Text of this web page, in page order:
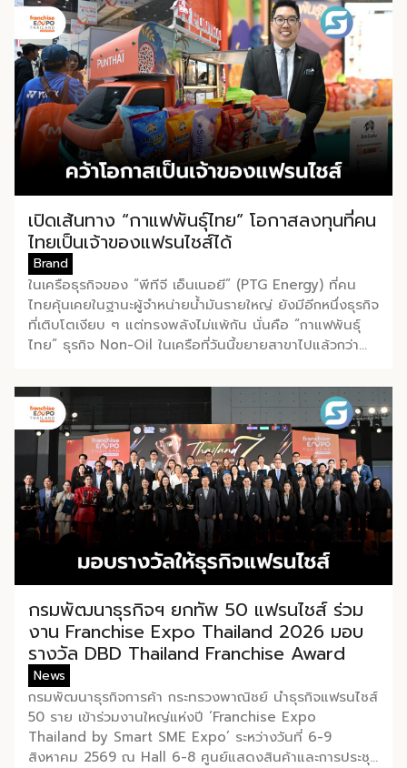
วิจัย ตั้งแต่ระดับเยาวชนไปจนถึงนักวิจัยอาวุโส แน่นอนว่านี่
เป็นหน่วยงานผู้อยู่เบื้องหลังงานวิจัยไทยตั้งแต่ต้นน้ำยัน
ปลายน้ำ กิจกรรมที่นำมาจัดแสดงในบูธครั้งนี้เป็นส่วน
หนึ่งของทุนที่ วช. สนับสนุนภายใต้ชุดโครงการ Innovative
House ซึ่งมีเป้าหมายชัดเจน คือการแนะแนวและสนับสนุนให้
ผู้ประกอบการนำนวัตกรรมที่ต่อยอดมาจากงานวิจัย ไป
พัฒนาต่อจนสามารถขายได้จริงในเชิงพาณิชย์ ไม่ใช่แค่งาน
วิจัยที่อยู่ในห้องแล็บ โดยสินค้าที่นำมาโชว์ในบูธจึงเป็น
ผลิตภัณฑ์ที่ “พร้อมขาย” แล้วจริงๆ บางแบรนด์ขาย
ออนไลน์ บางแบรนด์ขายเฉพาะหน้าร้าน นอกจากนี้ ยังมี
การสาธิตนำผลิตภัณฑ์ไปแปรรูปเป็นเมนูอาหาร-เครื่องดื่มให้
ผู้ร่วมงานเห็นวิธีใช้งานจริง โดยนำ ‘น้ำผึ้ง’ ที่ไม่ได้นำมาวาง
ขายแบบเดิม ๆ แต่แปรรูปเป็น เครื่องดื่มสเลอปี้ให้ผู้ร่วมงาน
ได้ชิมสดๆ หน้าบูธ เพื่อดึงดูดและสร้างประสบการณ์ให้คนใน
งานได้ทดลองสัมผัสสินค้าจริง และหากใครสนใจก็สามารถ
ซื้อ หัวเชื้อ กลับไปทำเครื่องดื่มต่อเองที่บ้านได้เช่นกัน […]
เปิดเส้นทาง “กาแฟพันธุ์ไทย” โอกาสลงทุนที่คน
ไทยเป็นเจ้าของแฟรนไชส์ได้
Brand
ในเครือธุรกิจของ “พีทีจี เอ็นเนอยี” (PTG Energy) ที่คน
ไทยคุ้นเคยในฐานะผู้จำหน่ายน้ำมันรายใหญ่ ยังมีอีกหนึ่งธุรกิจ
ที่เติบโตเงียบ ๆ แต่ทรงพลังไม่แพ้กัน นั่นคือ “กาแฟพันธุ์
ไทย” ธุรกิจ Non-Oil ในเครือที่วันนี้ขยายสาขาไปแล้วกว่า
บางปะหัน จังหวัดพระนครศรีอยุธยาสู่แบรนด์ระดับประเทศ ที่
วันนี้ธุรกิจเติบโตขยายสาขารวมกว่า 3,200 สาขา แบ่งเป็น
สาขาที่บริษัทบริหารเอง (Official) ประมาณ 2,700 สาขา
และสาขาแฟรนไชส์อีกกว่า 700 สาขา ตัวเลขนี้สะท้อนให้เห็น
ว่าโมเดลแฟรนไชส์ คือหนึ่งในเครื่องยนต์สำคัญที่ผลักดันการ
เติบโตของแบรนด์ อย่างไรก็ตาม บริษัทไม่ได้หยุดที่จะ
เติบโตต่อเนื่อง เพราะได้วางเป้าหมายขยายแฟรนไชส์ โดยปี
ที่ผ่านมาสามารถเปิดแฟรนไชส์ใหม่ได้ 400 สาขา และในปีนี้
ตั้งเป้าเปิดเพิ่มให้ได้อีก 400 สาขา ซึ่งล่าสุดดำเนินไปแล้วก
ว่า 200 สาขา เหล่านี้สะท้อนให้เห็นถึงการเติบโตที่สม่ำเสมอ
และเป็นระบบ ไม่ใช่กระแสเพียงชั่วคราว สิ่งที่ทำให้กาแฟ
พันธุ์ไทยแตกต่าง คือความหลากหลายของเมนูเครื่องดื่ม
และการปรับเปลี่ยนเมนูตามฤดูกาลอย่างสม่ำเสมอ เพื่อรักษา
ความสดใหม่ และเอาใจกลุ่มลูกค้าวัยรุ่นที่ชอบทดลองสิ่งใหม่
[…]
กรมพัฒนาธุรกิจฯ ยกทัพ 50 แฟรนไชส์ ร่วม
งาน Franchise Expo Thailand 2026 มอบ
รางวัล DBD Thailand Franchise Award
News
กรมพัฒนาธุรกิจการค้า กระทรวงพาณิชย์ นำธุรกิจแฟรนไชส์
50 ราย เข้าร่วมงานใหญ่แห่งปี ‘Franchise Expo
Thailand by Smart SME Expo’ ระหว่างวันที่ 6-9
สิงหาคม 2569 ณ Hall 6-8 ศูนย์แสดงสินค้าและการประชุ